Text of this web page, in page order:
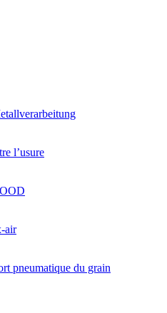
l’usure
air
pneumatique du grain